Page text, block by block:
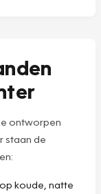
ontworpen
staan de
koude, natte